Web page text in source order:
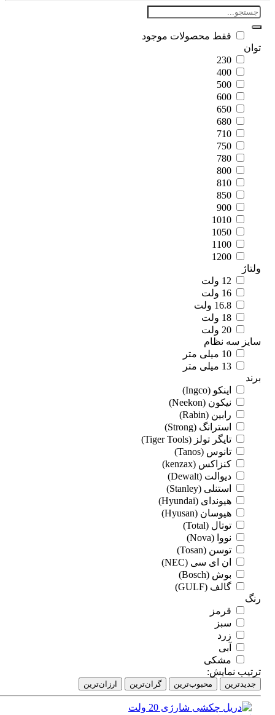
فقط محصولات موجود
230
400
500
600
650
680
710
750
780
800
810
850
900
1010
1050
1100
1200
16.8 ولت
سه نظام
اینکو (Ingco)
نیکون (Neekon)
رابین (Rabin)
استرانگ (Strong)
تایگر تولز (Tiger Tools)
تانوس (Tanos)
کنزاکس (kenzax)
دیوالت (Dewalt)
استنلی (Stanley)
هیوندای (Hyundai)
هیوسان (Hyusan)
توتال (Total)
نووا (Nova)
توسن (Tosan)
ان ای سی (NEC)
بوش (Bosch)
گالف (GULF)
قرمز
سبز
زرد
آبی
مشکی
نمایش:
محبوب‌ترین گران‌ترین ارزان‌ترین